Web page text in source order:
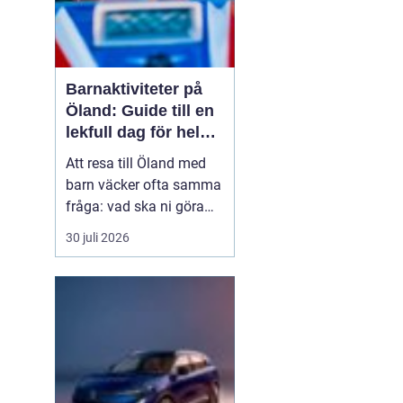
Barnaktiviteter på
Öland: Guide till en
lekfull dag för hela
familjen
Att resa till Öland med
barn väcker ofta samma
fråga: vad ska ni göra
för att alla ska trivas,
oavsett ålder och
30 juli 2026